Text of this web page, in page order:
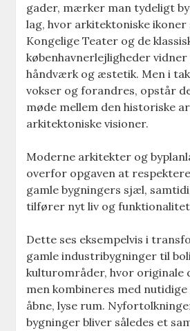
gader, mærker man tydeligt
lag, hvor arkitektoniske ikoner
Kongelige Teater og de
københavnerlejligheder
håndværk og æstetik. Men i
vokser og forandres, opstår
møde mellem den historiske
arkitektoniske visioner.
Moderne arkitekter og
overfor opgaven at
gamle bygningers sjæl,
tilfører nyt liv og
Dette ses eksempelvis i
gamle industribygninger til
kulturområder, hvor originale
men kombineres med
åbne, lyse rum.
bygninger bliver således et